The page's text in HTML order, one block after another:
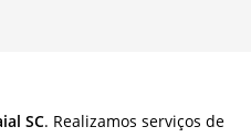
SC. Realizamos serviços de